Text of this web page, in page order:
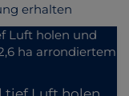
erhalten